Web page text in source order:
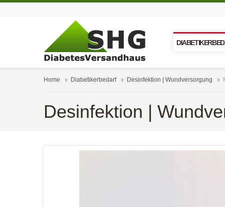
Home Diabetikerbedarf Desinfektion | Wundversorgung
Desinfektion |